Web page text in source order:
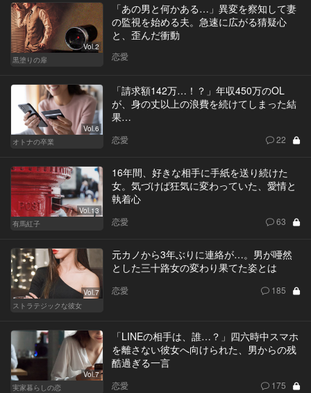
Vol.2
黒塗りの扉
「あの男と何かある…」異変を察知して妻
の監視を始める夫。急速に広がる猜疑心
と、歪んだ衝動
恋愛
Vol.6
オトナの卒業
「請求額142万…！？」年収450万のOL
が、身の丈以上の浪費を続けてしまった結
果…
恋愛 22
Vol.13
有馬紅子
16年間、好きな相手に手紙を送り続けた
女。気づけば狂気に変わっていた、愛情と
執着心
恋愛 63
Vol.7
ストラテジックな彼女
元カノから3年ぶりに連絡が…。男が唖然
とした三十路女の変わり果てた姿とは
恋愛 185
Vol.7
実家暮らしの恋
「LINEの相手は、誰…？」四六時中スマホ
を離さない彼女へ向けられた、男からの残
酷過ぎる一言
恋愛 175